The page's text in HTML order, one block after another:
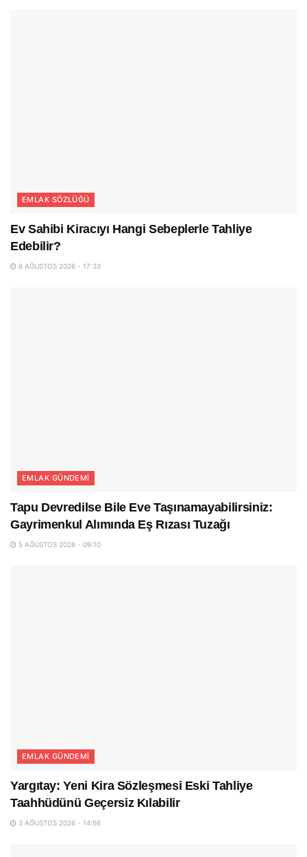
EMLAK SÖZLÜĞÜ
Ev Sahibi Kiracıyı Hangi Sebeplerle Tahliye
Edebilir?
6 AĞUSTOS 2026 - 17:33
EMLAK GÜNDEMI
Tapu Devredilse Bile Eve Taşınamayabilirsiniz:
Gayrimenkul Alımında Eş Rızası Tuzağı
5 AĞUSTOS 2026 - 09:10
EMLAK GÜNDEMI
Yargıtay: Yeni Kira Sözleşmesi Eski Tahliye
Taahhüdünü Geçersiz Kılabilir
3 AĞUSTOS 2026 - 14:56